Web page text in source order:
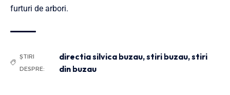
furturi de arbori.
ȘTIRI
DESPRE:
directia silvica buzau,stiri buzau,stiri
din buzau